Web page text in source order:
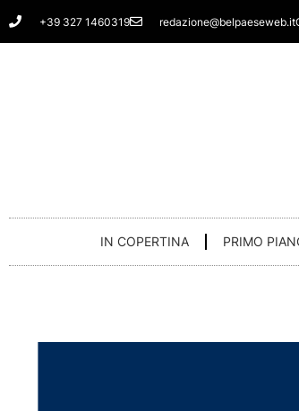
Vai
al
+39 327 1460319 redazione@belpaeseweb.it
IN COPERTINA PRIMO